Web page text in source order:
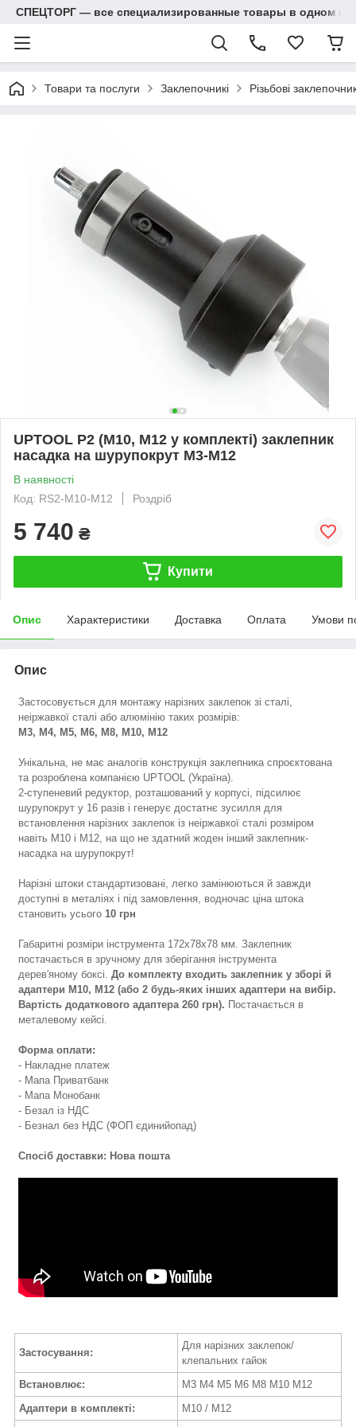
СПЕЦТОРГ — все специализированные товары в одном
Товари та послуги Заклепочникі Різьбові
UPTOOL P2 (М10, М12 у комплекті) заклепник
насадка на шурупокрут M3-M12
В наявності
Код: RS2-M10-М12
Роздріб
5 740 ₴
Купити
Опис Характеристики Доставка Оплата Умови
Опис
Застосовується для монтажу нарізних заклепок зі сталі,
неіржавкої сталі або алюмінію таких розмірів:
М3, М4, М5, М6, М8, М10, М12
Унікальна, не має аналогів конструкція заклепника спроєктована
та розроблена компанією UPTOOL (Україна).
2-ступеневий редуктор, розташований у корпусі, підсилює
шурупокрут у 16 разів і генерує достатнє зусилля для
встановлення нарізних заклепок із неіржавкої сталі розміром
навіть М10 і М12, на що не здатний жоден інший заклепник-
насадка на шурупокрут!
Нарізні штоки стандартизовані, легко замінюються й завжди
доступні в металіях і під замовлення, водночас ціна штока
становить усього 10 грн
Габаритні розміри інструмента 172х78х78 мм. Заклепник
постачається в зручному для зберігання інструмента
дерев'яному боксі. До комплекту входить заклепник у зборі й
адаптери М10, М12 (або 2 будь-яких інших адаптери на вибір.
Вартість додаткового адаптера 260 грн). Постачається в
металевому кейсі.
Форма оплати:
- Накладне платеж
- Мапа Приватбанк
- Мапа Монобанк
- Безал із НДС
- Безнал без НДС (ФОП єдинийопад)
Спосіб доставки: Нова пошта
Застосування:
Для нарізних заклепок/
клепальних гайок
Встановлює:
М3 М4 М5 М6 М8 М10 М12
Адаптери в комплекті:
М10 / М12